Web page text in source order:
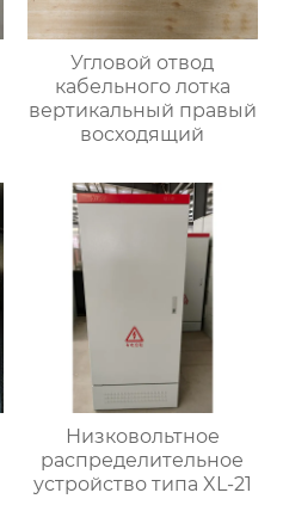
Угловой отвод
кабельного лотка
вертикальный правый
восходящий
Низковольтное
распределительное
устройство типа XL-21